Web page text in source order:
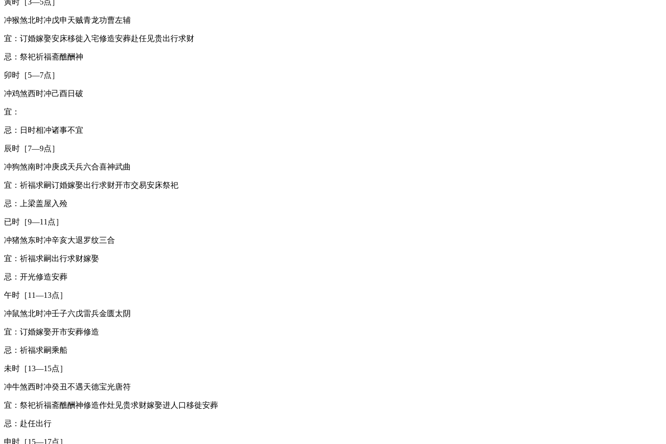
冲猴煞北时冲戊申天贼青龙功曹左辅
宜：订婚嫁娶安床移徙入宅修造安葬赴任见贵出行求财
忌：祭祀祈福斋醮酬神
卯时［5—7点］
冲鸡煞西时冲己酉日破
宜：
忌：日时相冲诸事不宜
辰时［7—9点］
冲狗煞南时冲庚戍天兵六合喜神武曲
宜：祈福求嗣订婚嫁娶出行求财开市交易安床祭祀
忌：上梁盖屋入殓
已时［9—11点］
冲猪煞东时冲辛亥大退罗纹三合
宜：祈福求嗣出行求财嫁娶
忌：开光修造安葬
午时［11—13点］
冲鼠煞北时冲壬子六戊雷兵金匮太阴
宜：订婚嫁娶开市安葬修造
忌：祈福求嗣乘船
未时［13—15点］
冲牛煞西时冲癸丑不遇天德宝光唐符
宜：祭祀祈福斋醮酬神修造作灶见贵求财嫁娶进人口移徙安葬
忌：赴任出行
申时［15—17点］